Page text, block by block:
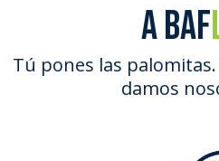
a BAF
Tú pones las
damos